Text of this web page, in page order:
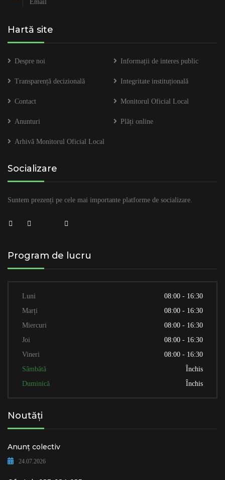
Email
Hartă site
Despre noi Informații de interes public
Transparență decizională Integritate instituțională
Contact Monitorul Oficial Local
Anunturi Plăți online
Arhivă Monitorul Oficial Local
Socializare
Suntem prezenți pe cele mai importante platforme de socializare.
Program de lucru
Luni
08:00 - 16:30
Marți
08:00 - 16:30
Miercuri
08:00 - 16:30
Joi
08:00 - 16:30
Vineri
08:00 - 16:30
Sâmbătă
Închis
Duminică
Închis
Noutăți
Anunț colectiv
24.07.2026